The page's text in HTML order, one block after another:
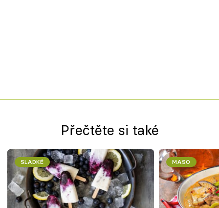
Přečtěte si také
SLADKÉ MASO